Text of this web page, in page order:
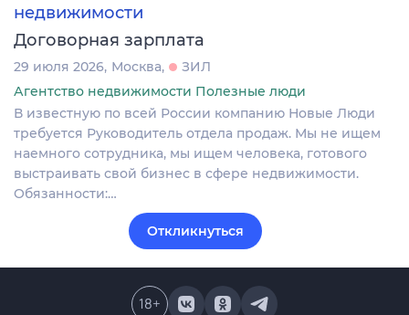
недвижимости
Договорная зарплата
29 июля 2026 Москва
ЗИЛ
Агентство недвижимости Полезные люди
В известную по всей России компанию Новые Люди
требуется Руководитель отдела продаж. Мы не ищем
наемного сотрудника, мы ищем человека, готового
выстраивать свой бизнес в сфере недвижимости.
Обязанности:…
Откликнуться
18+